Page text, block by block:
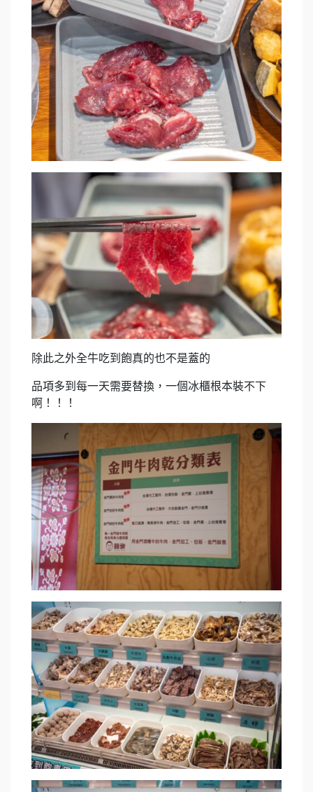
除此之外全牛吃到飽真的也不是蓋的
品項多到每一天需要替換，一個冰櫃根本裝不下
啊！！！